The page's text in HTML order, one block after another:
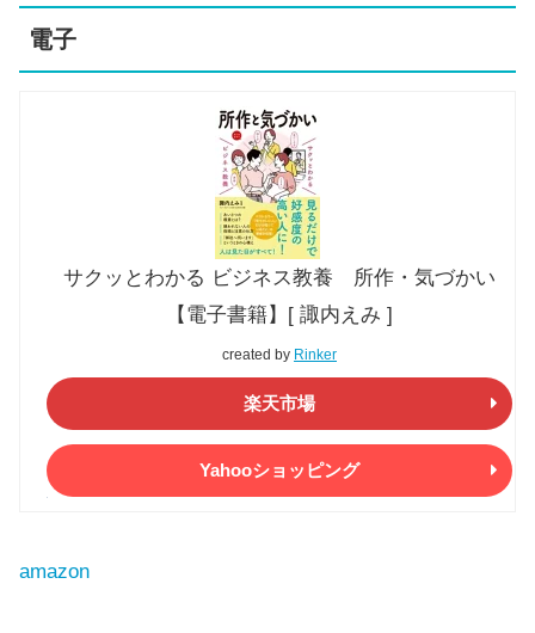
電子
サクッとわかる ビジネス教養 所作・気づかい
【電子書籍】[ 諏内えみ ]
created by Rinker
楽天市場
Yahooショッピング
amazon